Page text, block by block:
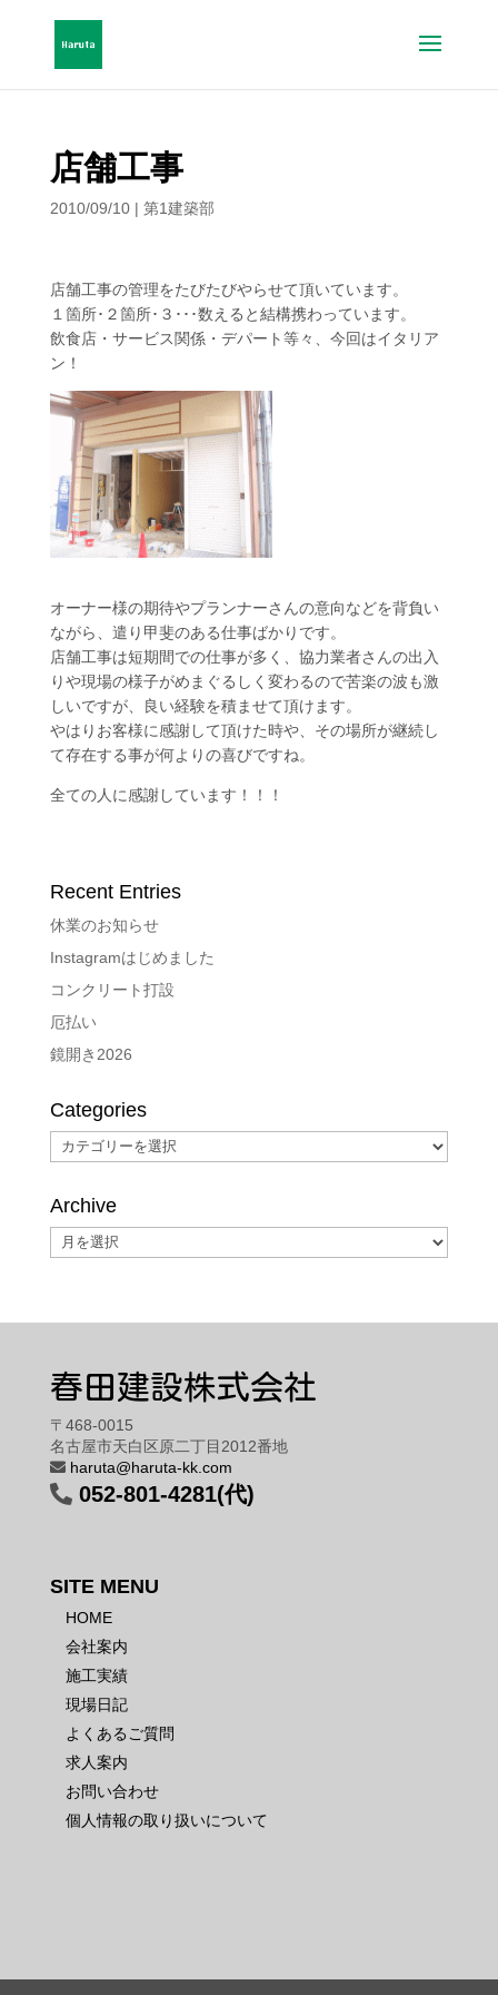
店舗工事
2010/09/10| 第1建築部
店舗工事の管理をたびたびやらせて頂いています。
１箇所･２箇所･３･･･数えると結構携わっています。
飲食店・サービス関係・デパート等々、今回はイタリア
ン！
オーナー様の期待やプランナーさんの意向などを背負い
ながら、遣り甲斐のある仕事ばかりです。
店舗工事は短期間での仕事が多く、協力業者さんの出入
りや現場の様子がめまぐるしく変わるので苦楽の波も激
しいですが、良い経験を積ませて頂けます。
やはりお客様に感謝して頂けた時や、その場所が継続し
て存在する事が何よりの喜びですね。
全ての人に感謝しています！！！
Recent Entries
休業のお知らせ
Instagramはじめました
コンクリート打設
厄払い
鏡開き2026
Categories
Categories
Archive
Archive
春田建設株式会社
〒468-0015
名古屋市天白区原二丁目2012番地
haruta@haruta-kk.com
052-801-4281(代)
SITE MENU
HOME
会社案内
施工実績
現場日記
よくあるご質問
求人案内
お問い合わせ
個人情報の取り扱いについて